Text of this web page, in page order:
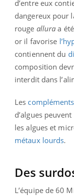
d’entre eux
dangereux pour
rouge allura a
or il favorise
contiennent du
composition
interdit dans
Les
d’algues
les algues et
métaux lourds.
Des
L’équipe de 60